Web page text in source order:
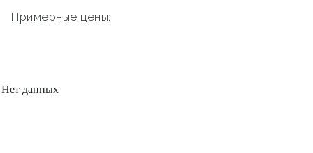
Примерные цены:
Нет данных